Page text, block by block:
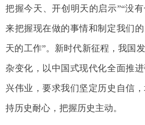
把握今天、开创明天的启示”“没
来把握现在做的事情和制定我们
天的工作”。新时代新征程，我国
杂变化，以中国式现代化全面推
兴伟业，要求我们坚定历史自信
持历史耐心，把握历史主动。